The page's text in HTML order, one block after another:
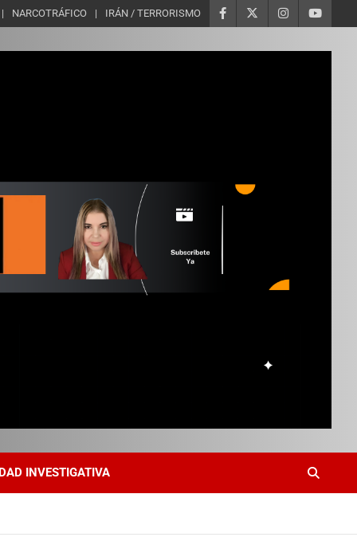
NARCOTRÁFICO IRÁN / TERRORISMO
INVESTIGATIVA